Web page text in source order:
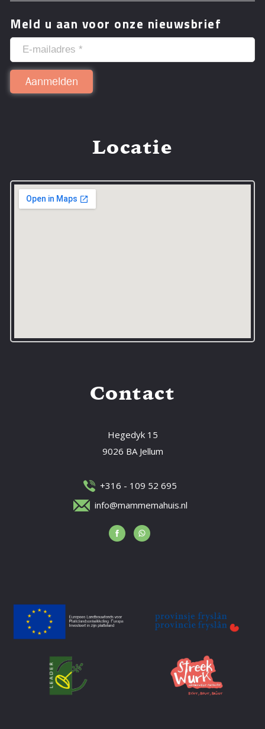
Meld u aan voor onze nieuwsbrief
Locatie
Contact
Hegedyk 15
9026 BA Jellum
+316 - 109 52 695
info@mammemahuis.nl